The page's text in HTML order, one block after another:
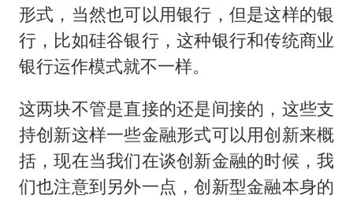
形式，当然也可以用银行，但是这样的银
行，比如硅谷银行，这种银行和传统商业
银行运作模式就不一样。
这两块不管是直接的还是间接的，这些支
持创新这样一些金融形式可以用创新来概
括，现在当我们在谈创新金融的时候，我
们也注意到另外一点，创新型金融本身的